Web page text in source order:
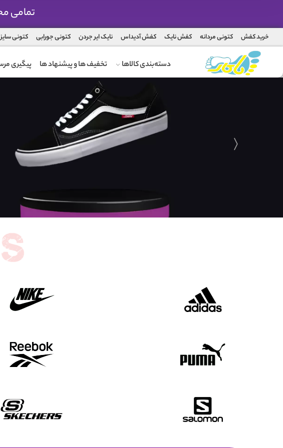
تمامی
خرید کفش کتونی مردانه کفش نایک کفش آدیداس نایک ایر جردن کتونی جورابی کتونی
دسته‌بندی کالاها تخفیف ها و پیشنهاد ها پیگیری